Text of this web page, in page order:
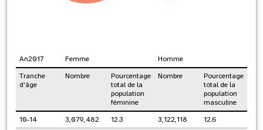
An2017 Femme
Homme
Tranche
d'âge
Nombre
Pourcentage
total de la
population
féminine
Nombre
Pourcentage
total de la
population
masculine
10-14
3,079,482 12.3 3,122,118
12.6